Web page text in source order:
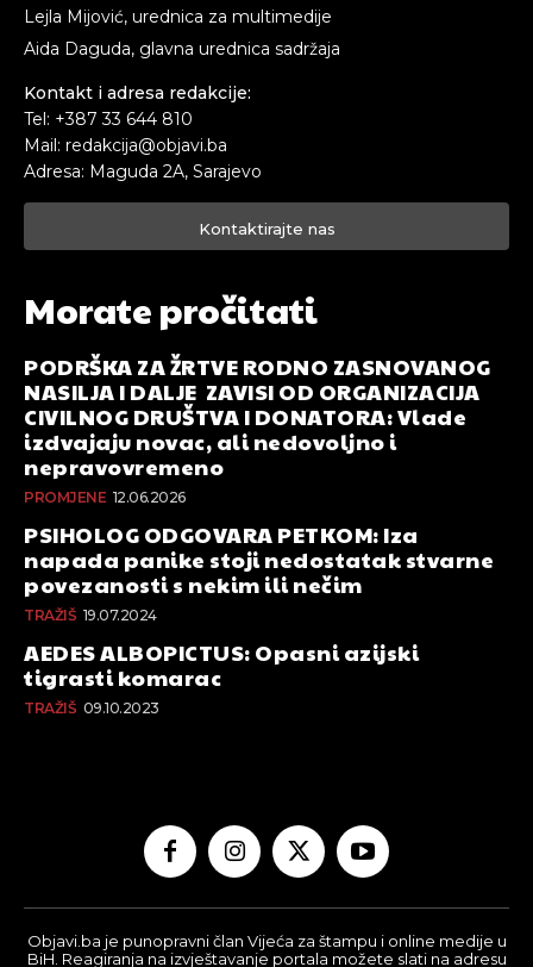
Lejla Mijović, urednica za multimedije
Aida Daguda, glavna urednica sadržaja
Kontakt i adresa redakcije:
Tel: +387 33 644 810
Mail: redakcija@objavi.ba
Adresa: Maguda 2A, Sarajevo
Kontaktirajte nas
Morate pročitati
PODRŠKA ZA ŽRTVE RODNO ZASNOVANOG
NASILJA I DALJE ZAVISI OD ORGANIZACIJA
CIVILNOG DRUŠTVA I DONATORA: Vlade
izdvajaju novac, ali nedovoljno i
nepravovremeno
PROMJENE 12.06.2026
PSIHOLOG ODGOVARA PETKOM: Iza
napada panike stoji nedostatak stvarne
povezanosti s nekim ili nečim
TRAŽIŠ 19.07.2024
AEDES ALBOPICTUS: Opasni azijski
tigrasti komarac
TRAŽIŠ 09.10.2023
Objavi.ba je punopravni član Vijeća za štampu i online medije u
BiH. Reagiranja na izvještavanje portala možete slati na adresu